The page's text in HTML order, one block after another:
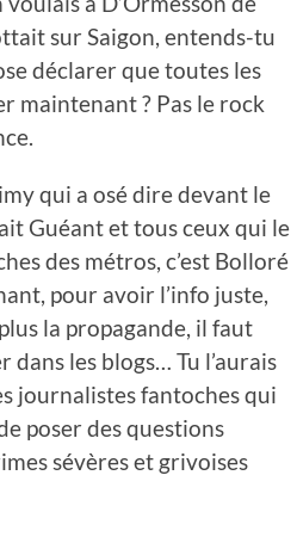
sur Saigon, entends-tu
déclarer que toutes les
maintenant ? Pas le rock
qui a osé dire devant le
Guéant et tous ceux qui le
des métros, c’est Bolloré
pour avoir l’info juste,
la propagande, il faut
les blogs… Tu l’aurais
journalistes fantoches qui
poser des questions
sévères et grivoises